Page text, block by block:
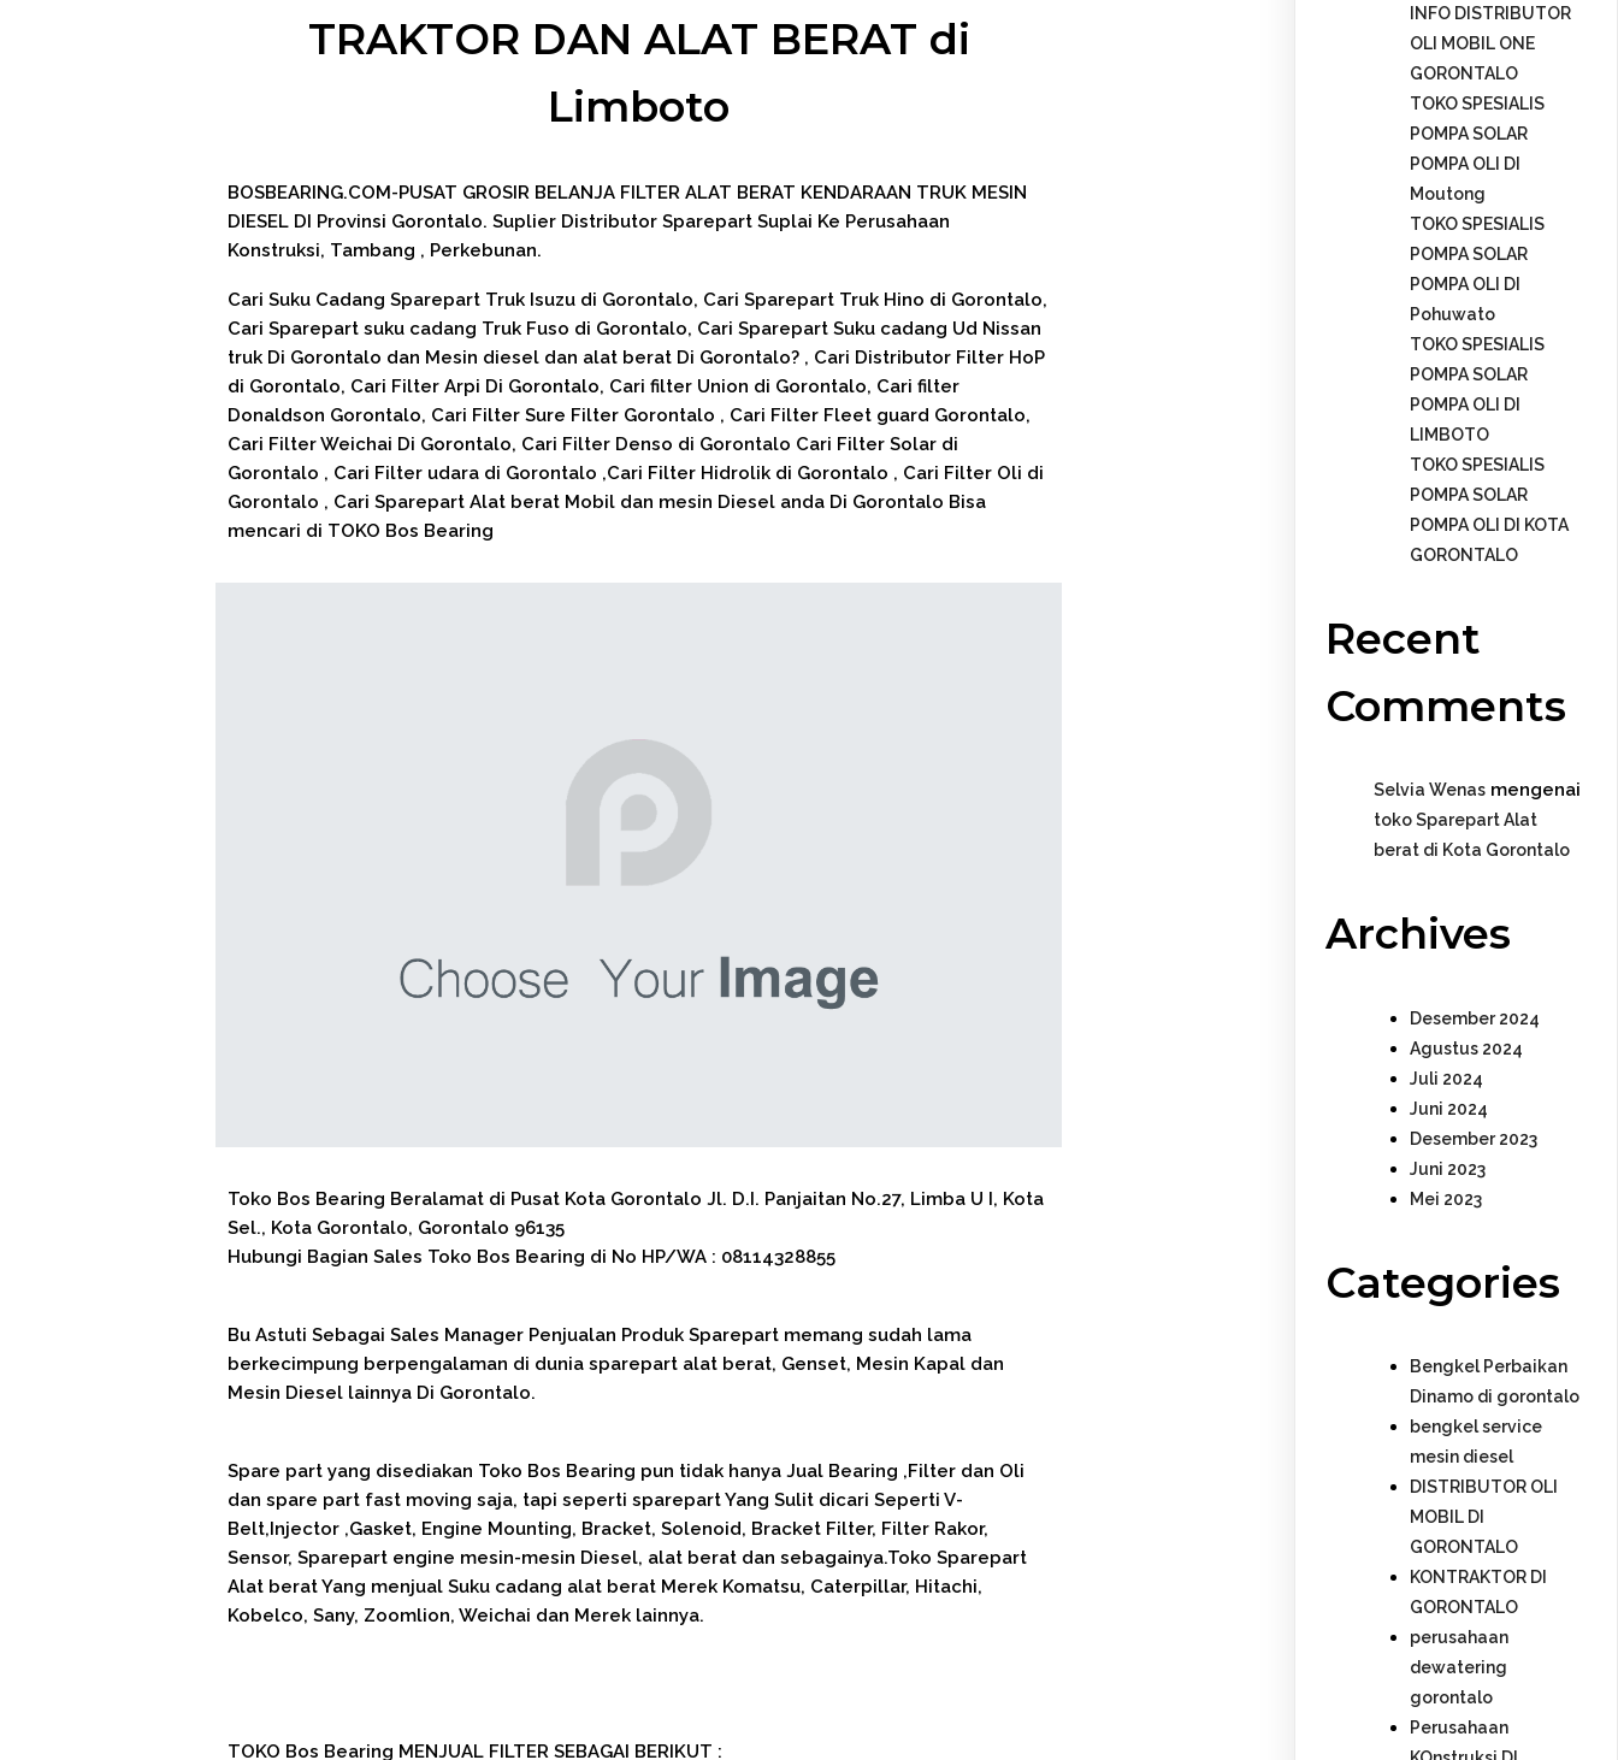
TRAKTOR DAN ALAT BERAT di
Limboto
BOSBEARING.COM-PUSAT GROSIR BELANJA FILTER ALAT BERAT KENDARAAN TRUK MESIN
DIESEL DI Provinsi Gorontalo. Suplier Distributor Sparepart Suplai Ke Perusahaan
Konstruksi, Tambang , Perkebunan.
Cari Suku Cadang Sparepart Truk Isuzu di Gorontalo, Cari Sparepart Truk Hino di Gorontalo,
Cari Sparepart suku cadang Truk Fuso di Gorontalo, Cari Sparepart Suku cadang Ud Nissan
truk Di Gorontalo dan Mesin diesel dan alat berat Di Gorontalo? , Cari Distributor Filter HoP
di Gorontalo, Cari Filter Arpi Di Gorontalo, Cari filter Union di Gorontalo, Cari filter
Donaldson Gorontalo, Cari Filter Sure Filter Gorontalo , Cari Filter Fleet guard Gorontalo,
Cari Filter Weichai Di Gorontalo, Cari Filter Denso di Gorontalo Cari Filter Solar di
Gorontalo , Cari Filter udara di Gorontalo ,Cari Filter Hidrolik di Gorontalo , Cari Filter Oli di
Gorontalo , Cari Sparepart Alat berat Mobil dan mesin Diesel anda Di Gorontalo Bisa
mencari di TOKO Bos Bearing
Toko Bos Bearing Beralamat di Pusat Kota Gorontalo Jl. D.I. Panjaitan No.27, Limba U I, Kota
Sel., Kota Gorontalo, Gorontalo 96135
Hubungi Bagian Sales Toko Bos Bearing di No HP/WA : 08114328855
Bu Astuti Sebagai Sales Manager Penjualan Produk Sparepart memang sudah lama
berkecimpung berpengalaman di dunia sparepart alat berat, Genset, Mesin Kapal dan
Mesin Diesel lainnya Di Gorontalo.
Spare part yang disediakan Toko Bos Bearing pun tidak hanya Jual Bearing ,Filter dan Oli
dan spare part fast moving saja, tapi seperti sparepart Yang Sulit dicari Seperti V-
Belt,Injector ,Gasket, Engine Mounting, Bracket, Solenoid, Bracket Filter, Filter Rakor,
Sensor, Sparepart engine mesin-mesin Diesel, alat berat dan sebagainya.Toko Sparepart
Alat berat Yang menjual Suku cadang alat berat Merek Komatsu, Caterpillar, Hitachi,
Kobelco, Sany, Zoomlion, Weichai dan Merek lainnya.
TOKO Bos Bearing MENJUAL FILTER SEBAGAI BERIKUT :
INFO DISTRIBUTOR
OLI MOBIL ONE
GORONTALO
TOKO SPESIALIS
POMPA SOLAR
POMPA OLI DI
Moutong
TOKO SPESIALIS
POMPA SOLAR
POMPA OLI DI
Pohuwato
TOKO SPESIALIS
POMPA SOLAR
POMPA OLI DI
LIMBOTO
TOKO SPESIALIS
POMPA SOLAR
POMPA OLI DI KOTA
GORONTALO
Recent
Comments
Selvia Wenas mengenai
toko Sparepart Alat
berat di Kota Gorontalo
Archives
Desember 2024
Agustus 2024
Juli 2024
Juni 2024
Desember 2023
Juni 2023
Mei 2023
Categories
Bengkel Perbaikan
Dinamo di gorontalo
bengkel service
mesin diesel
DISTRIBUTOR OLI
MOBIL DI
GORONTALO
KONTRAKTOR DI
GORONTALO
perusahaan
dewatering
gorontalo
Perusahaan